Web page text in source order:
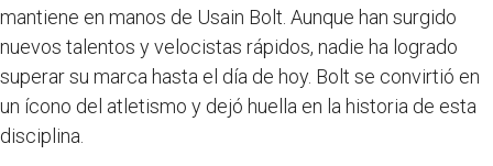
mantiene en manos de Usain Bolt. Aunque han surgido
nuevos talentos y velocistas rápidos, nadie ha logrado
superar su marca hasta el día de hoy. Bolt se convirtió en
un ícono del atletismo y dejó huella en la historia de esta
disciplina.